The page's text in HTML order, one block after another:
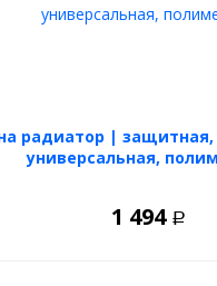
радиатор |
универсальная,
1 494 Р